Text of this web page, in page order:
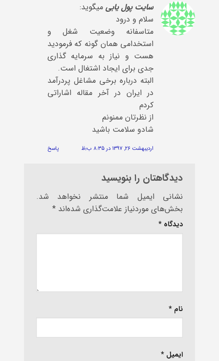
سایت پول یابی میگوید:
سلام و درود
متاسفانه وضعیت شغل و
استخدامی همان گونه که فرمودید
هست و نیاز به سرمایه گذاری
جدی برای ایجاد اشتغال است.
البته درباره برخی مشاغل پردرآمد
در ایران در آخر مقاله اشاراتی
کردم
از نظرتان ممنونم
شادو سلامت باشید
اردیبهشت ۲۶, ۱۳۹۷ در ۸:۳۵ ب٫ظ پاسخ
دیدگاهتان را بنویسید
نشانی ایمیل شما منتشر نخواهد شد.
بخش‌های موردنیاز علامت‌گذاری شده‌اند *
دیدگاه *
نام *
ایمیل *